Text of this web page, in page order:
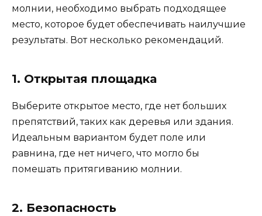
молнии, необходимо выбрать подходящее
место, которое будет обеспечивать наилучшие
результаты. Вот несколько рекомендаций.
1. Открытая площадка
Выберите открытое место, где нет больших
препятствий, таких как деревья или здания.
Идеальным вариантом будет поле или
равнина, где нет ничего, что могло бы
помешать притягиванию молнии.
2. Безопасность